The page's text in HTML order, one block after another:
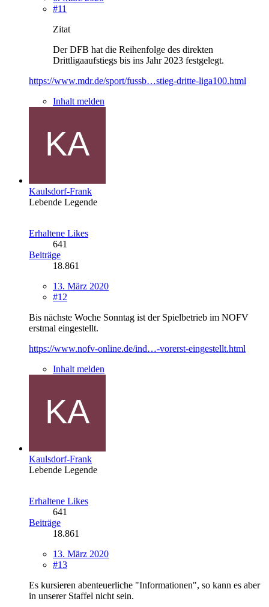
#11
Zitat
Der DFB hat die Reihenfolge des direkten
Drittligaaufstiegs bis ins Jahr 2023 festgelegt.
https://www.mdr.de/sport/fussb…stieg-dritte-liga100.html
Inhalt melden
Kaulsdorf-Frank
Lebende Legende
Erhaltene Likes
641
Beiträge
18.861
13. März 2020
#12
Bis nächste Woche Sonntag ist der Spielbetrieb im NOFV
erstmal eingestellt.
https://www.nofv-online.de/ind…-vorerst-eingestellt.html
Inhalt melden
Kaulsdorf-Frank
Lebende Legende
Erhaltene Likes
641
Beiträge
18.861
13. März 2020
#13
Es kursieren abenteuerliche "Informationen", so kann es aber
in unserer Staffel nicht sein.